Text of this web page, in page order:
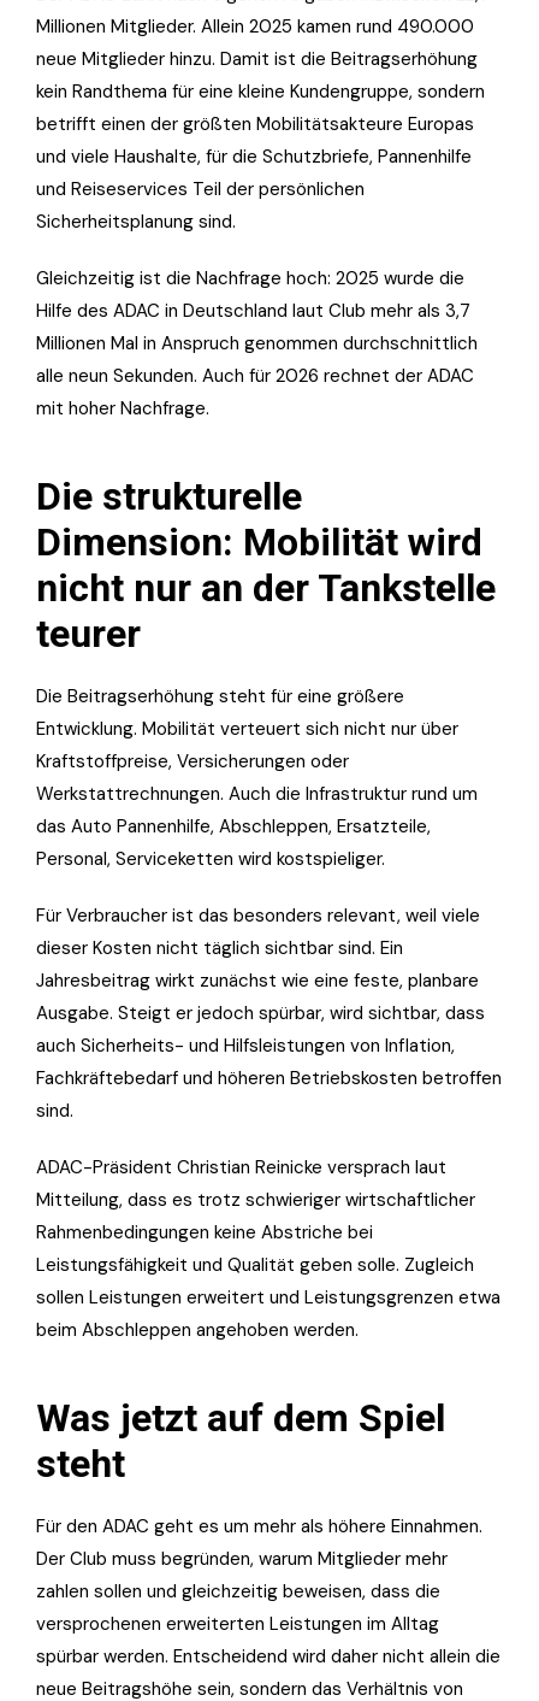
Millionen Mitglieder. Allein 2025 kamen rund 490.000
neue Mitglieder hinzu. Damit ist die Beitragserhöhung
kein Randthema für eine kleine Kundengruppe, sondern
betrifft einen der größten Mobilitätsakteure Europas
und viele Haushalte, für die Schutzbriefe, Pannenhilfe
und Reiseservices Teil der persönlichen
Sicherheitsplanung sind.
Gleichzeitig ist die Nachfrage hoch: 2025 wurde die
Hilfe des ADAC in Deutschland laut Club mehr als 3,7
Millionen Mal in Anspruch genommen durchschnittlich
alle neun Sekunden. Auch für 2026 rechnet der ADAC
mit hoher Nachfrage.
Die strukturelle
Dimension: Mobilität wird
nicht nur an der Tankstelle
teurer
Die Beitragserhöhung steht für eine größere
Entwicklung. Mobilität verteuert sich nicht nur über
Kraftstoffpreise, Versicherungen oder
Werkstattrechnungen. Auch die Infrastruktur rund um
das Auto Pannenhilfe, Abschleppen, Ersatzteile,
Personal, Serviceketten wird kostspieliger.
Für Verbraucher ist das besonders relevant, weil viele
dieser Kosten nicht täglich sichtbar sind. Ein
Jahresbeitrag wirkt zunächst wie eine feste, planbare
Ausgabe. Steigt er jedoch spürbar, wird sichtbar, dass
auch Sicherheits- und Hilfsleistungen von Inflation,
Fachkräftebedarf und höheren Betriebskosten betroffen
sind.
ADAC-Präsident Christian Reinicke versprach laut
Mitteilung, dass es trotz schwieriger wirtschaftlicher
Rahmenbedingungen keine Abstriche bei
Leistungsfähigkeit und Qualität geben solle. Zugleich
sollen Leistungen erweitert und Leistungsgrenzen etwa
beim Abschleppen angehoben werden.
Was jetzt auf dem Spiel
steht
Für den ADAC geht es um mehr als höhere Einnahmen.
Der Club muss begründen, warum Mitglieder mehr
zahlen sollen und gleichzeitig beweisen, dass die
versprochenen erweiterten Leistungen im Alltag
spürbar werden. Entscheidend wird daher nicht allein die
neue Beitragshöhe sein, sondern das Verhältnis von